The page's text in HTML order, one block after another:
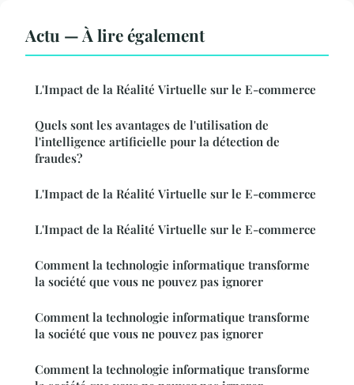
Actu — À lire également
L'Impact de la Réalité Virtuelle sur le E-commerce
Quels sont les avantages de l'utilisation de
l'intelligence artificielle pour la détection de
fraudes?
L'Impact de la Réalité Virtuelle sur le E-commerce
L'Impact de la Réalité Virtuelle sur le E-commerce
Comment la technologie informatique transforme
la société que vous ne pouvez pas ignorer
Comment la technologie informatique transforme
la société que vous ne pouvez pas ignorer
Comment la technologie informatique transforme